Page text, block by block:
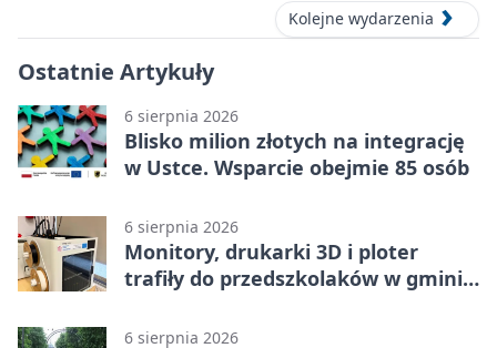
Kolejne wydarzenia
Ostatnie Artykuły
6 sierpnia 2026
Blisko milion złotych na integrację
w Ustce. Wsparcie obejmie 85 osób
6 sierpnia 2026
Monitory, drukarki 3D i ploter
trafiły do przedszkolaków w gminie
6 sierpnia 2026